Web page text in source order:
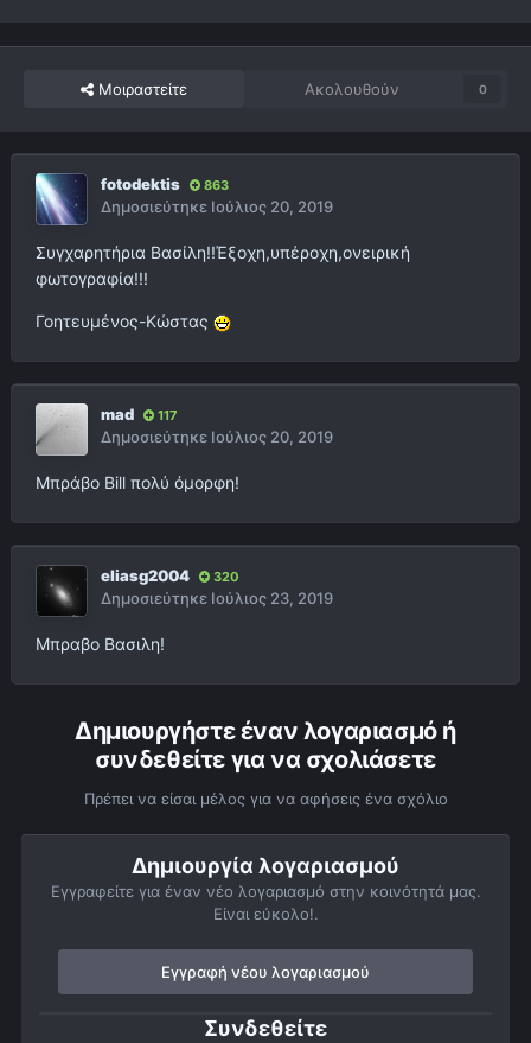
Μοιραστείτε Ακολουθούν 0
fotodektis 863
Δημοσιεύτηκε Ιούλιος 20, 2019
Συγχαρητήρια Βασίλη!!Έξοχη,υπέροχη,ονειρική
φωτογραφία!!!
Γοητευμένος-Κώστας
mad 117
Δημοσιεύτηκε Ιούλιος 20, 2019
Μπράβο Bill πολύ όμορφη!
eliasg2004 320
Δημοσιεύτηκε Ιούλιος 23, 2019
Μπραβο Βασιλη!
Δημιουργήστε έναν λογαριασμό ή
συνδεθείτε για να σχολιάσετε
Πρέπει να είσαι μέλος για να αφήσεις ένα σχόλιο
Δημιουργία λογαριασμού
Εγγραφείτε για έναν νέο λογαριασμό στην κοινότητά μας.
Είναι εύκολο!.
Εγγραφή νέου λογαριασμού
Συνδεθείτε